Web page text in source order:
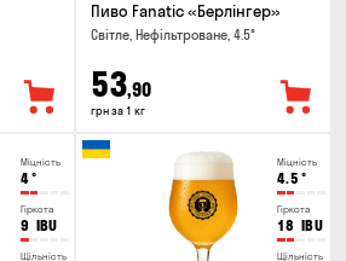
Пиво Fanatic «Берлінгер»
Світле, Нефільтроване, 4.5°
53,90
грн за 1 кг
Міцність
4°
Гіркота
9 IBU
Щільність
Міцність
4.5 °
Гіркота
18 IBU
Щільність